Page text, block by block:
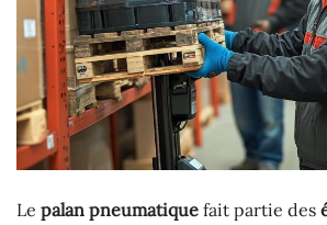
Le palan pneumatique fait partie des